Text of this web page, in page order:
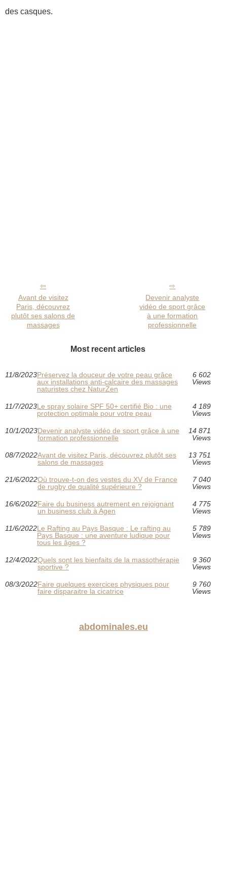
des casques.
Avant de visitez
Paris, découvrez
plutôt ses salons de
massages
Devenir analyste
vidéo de sport grâce
à une formation
professionnelle
Most recent articles
11/8/2023Préservez la douceur de votre peau grâce
aux installations anti-calcaire des massages
naturistes chez NaturZen
6 602
Views
11/7/2023Le spray solaire SPF 50+ certifié Bio : une
protection optimale pour votre peau
4 189
Views
10/1/2023Devenir analyste vidéo de sport grâce à une
formation professionnelle
14 871
Views
08/7/2022Avant de visitez Paris, découvrez plutôt ses
salons de massages
13 751
Views
21/6/2022Où trouve-t-on des vestes du XV de France
de rugby de qualité supérieure ?
7 040
Views
16/6/2022Faire du business autrement en rejoignant
un business club à Agen
4 775
Views
11/6/2022Le Rafting au Pays Basque : Le rafting au
Pays Basque : une aventure ludique pour
tous les âges ?
5 789
Views
12/4/2022Quels sont les bienfaits de la massothérapie
sportive ?
9 360
Views
08/3/2022Faire quelques exercices physiques pour
faire disparaitre la cicatrice
9 760
Views
abdominales.eu